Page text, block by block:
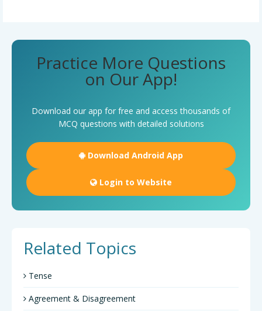
Practice More Questions
on Our App!
Download our app for free and access thousands of
MCQ questions with detailed solutions
Download Android App
Login to Website
Related Topics
Tense
Agreement & Disagreement